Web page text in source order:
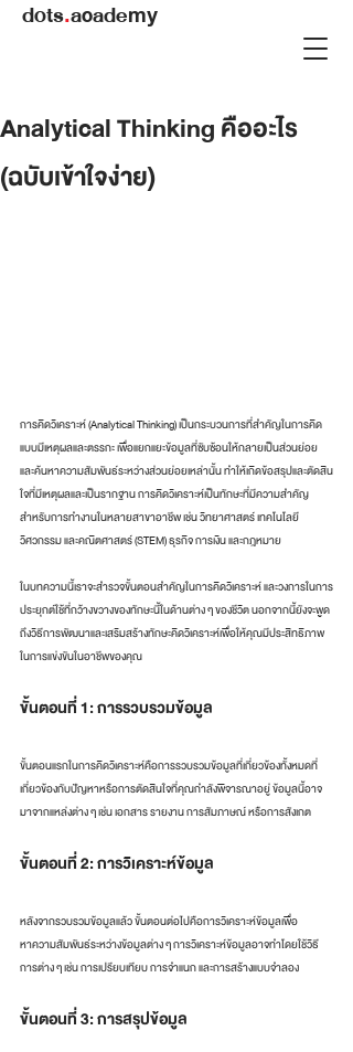
dots.academy
Analytical Thinking คืออะไร
(ฉบับเข้าใจง่าย)
การคิดวิเคราะห์ (Analytical Thinking) เป็นกระบวนการที่สำคัญในการคิด
แบบมีเหตุผลและตรรกะ เพื่อแยกแยะข้อมูลที่ซับซ้อนให้กลายเป็นส่วนย่อย
และค้นหาความสัมพันธ์ระหว่างส่วนย่อยเหล่านั้น ทำให้เกิดข้อสรุปและตัดสิน
ใจที่มีเหตุผลและเป็นรากฐาน การคิดวิเคราะห์เป็นทักษะที่มีความสำคัญ
สำหรับการทำงานในหลายสาขาอาชีพ เช่น วิทยาศาสตร์ เทคโนโลยี
วิศวกรรม และคณิตศาสตร์ (STEM) ธุรกิจ การเงิน และกฎหมาย
ในบทความนี้เราจะสำรวจขั้นตอนสำคัญในการคิดวิเคราะห์ และวงการในการ
ประยุกต์ใช้ที่กว้างขวางของทักษะนี้ในด้านต่าง ๆ ของชีวิต นอกจากนี้ยังจะพูด
ถึงวิธีการพัฒนาและเสริมสร้างทักษะคิดวิเคราะห์เพื่อให้คุณมีประสิทธิภาพ
ในการแข่งขันในอาชีพของคุณ
ขั้นตอนที่ 1: การรวบรวมข้อมูล
ขั้นตอนแรกในการคิดวิเคราะห์คือการรวบรวมข้อมูลที่เกี่ยวข้องทั้งหมดที่
เกี่ยวข้องกับปัญหาหรือการตัดสินใจที่คุณกำลังพิจารณาอยู่ ข้อมูลนี้อาจ
มาจากแหล่งต่าง ๆ เช่น เอกสาร รายงาน การสัมภาษณ์ หรือการสังเกต
ขั้นตอนที่ 2: การวิเคราะห์ข้อมูล
หลังจากรวบรวมข้อมูลแล้ว ขั้นตอนต่อไปคือการวิเคราะห์ข้อมูลเพื่อ
หาความสัมพันธ์ระหว่างข้อมูลต่าง ๆ การวิเคราะห์ข้อมูลอาจทำโดยใช้วิธี
การต่าง ๆ เช่น การเปรียบเทียบ การจำแนก และการสร้างแบบจำลอง
ขั้นตอนที่ 3: การสรุปข้อมูล